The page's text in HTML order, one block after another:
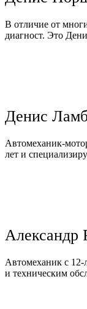
В отличие от
диагност. Это
Денис
Автомеханик-
лет и
Александр
Автомеханик с
и техническим